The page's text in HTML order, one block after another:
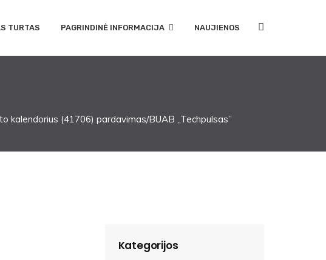
TURTAS PAGRINDINĖ INFORMACIJA NAUJIENOS
kalendorius (41706) pardavimas/BUAB „Techpulsas”
Kategorijos